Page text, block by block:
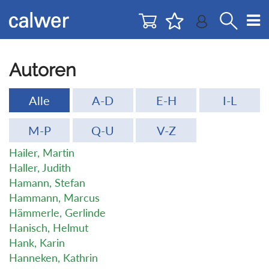
zur
Navigation
zum
Inhalt
Autoren
Alle A-D E-H I-L
M-P Q-U V-Z
Hailer, Martin
Haller, Judith
Hamann, Stefan
Hammann, Marcus
Hämmerle, Gerlinde
Hanisch, Helmut
Hank, Karin
Hanneken, Kathrin